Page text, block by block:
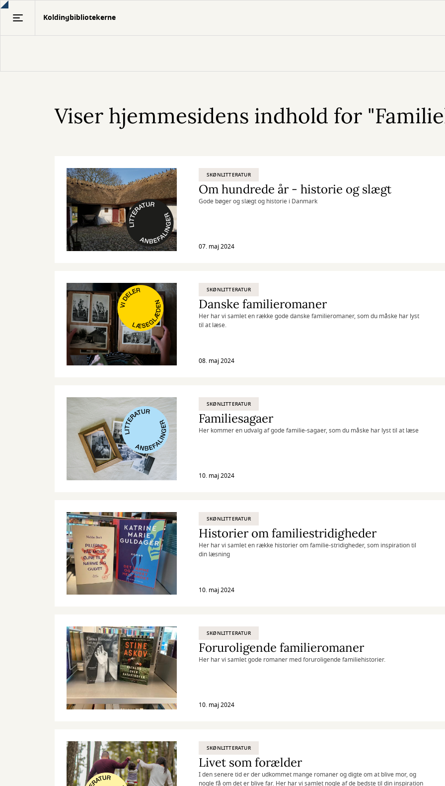
Gå
Koldingbibliotekerne
Viser hjemmesidens indhold for
SKØNLITTERATUR
Om hundrede år - historie og slægt
Gode bøger og slægt og historie i Danmark
07. maj 2024
SKØNLITTERATUR
Danske familieromaner
Her har vi samlet en række gode danske familieromaner, som du måske har lyst
til at læse.
08. maj 2024
SKØNLITTERATUR
Familiesagaer
Her kommer en udvalg af gode familie-sagaer, som du måske har lyst til at læse
10. maj 2024
SKØNLITTERATUR
Historier om familiestridigheder
Her har vi samlet en række historier om familie-stridigheder, som inspiration til
din læsning
10. maj 2024
SKØNLITTERATUR
Foruroligende familieromaner
Her har vi samlet gode romaner med foruroligende familiehistorier.
10. maj 2024
SKØNLITTERATUR
Livet som forælder
I den senere tid er der udkommet mange romaner og digte om at blive mor, og
nogle få om det er blive far. Her har vi samlet nogle af de bedste til din inspiration